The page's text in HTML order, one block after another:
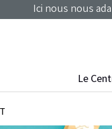
Ici nous nous
Le